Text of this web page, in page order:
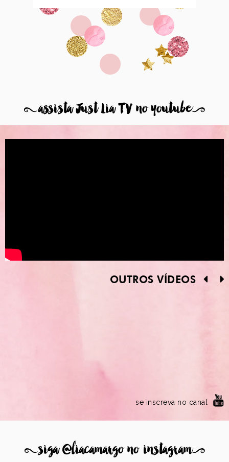
8assista Just Lia TV no youtube9
OUTROS VÍDEOS
se inscreva no canal
8siga @liacamargo no instagram9